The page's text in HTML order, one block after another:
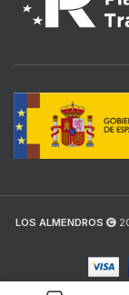
LOS ALMENDROS